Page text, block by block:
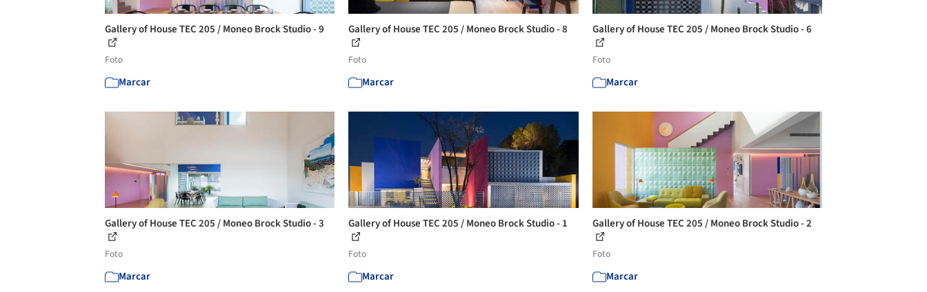
Gallery of House TEC 205 / Moneo Brock Studio - 9
Foto
Marcar
Gallery of House TEC 205 / Moneo Brock Studio - 8
Foto
Marcar
Gallery of House TEC 205 / Moneo Brock Studio - 6
Foto
Marcar
Gallery of House TEC 205 / Moneo Brock Studio - 3
Foto
Marcar
Gallery of House TEC 205 / Moneo Brock Studio - 1
Foto
Marcar
Gallery of House TEC 205 / Moneo Brock Studio - 2
Foto
Marcar